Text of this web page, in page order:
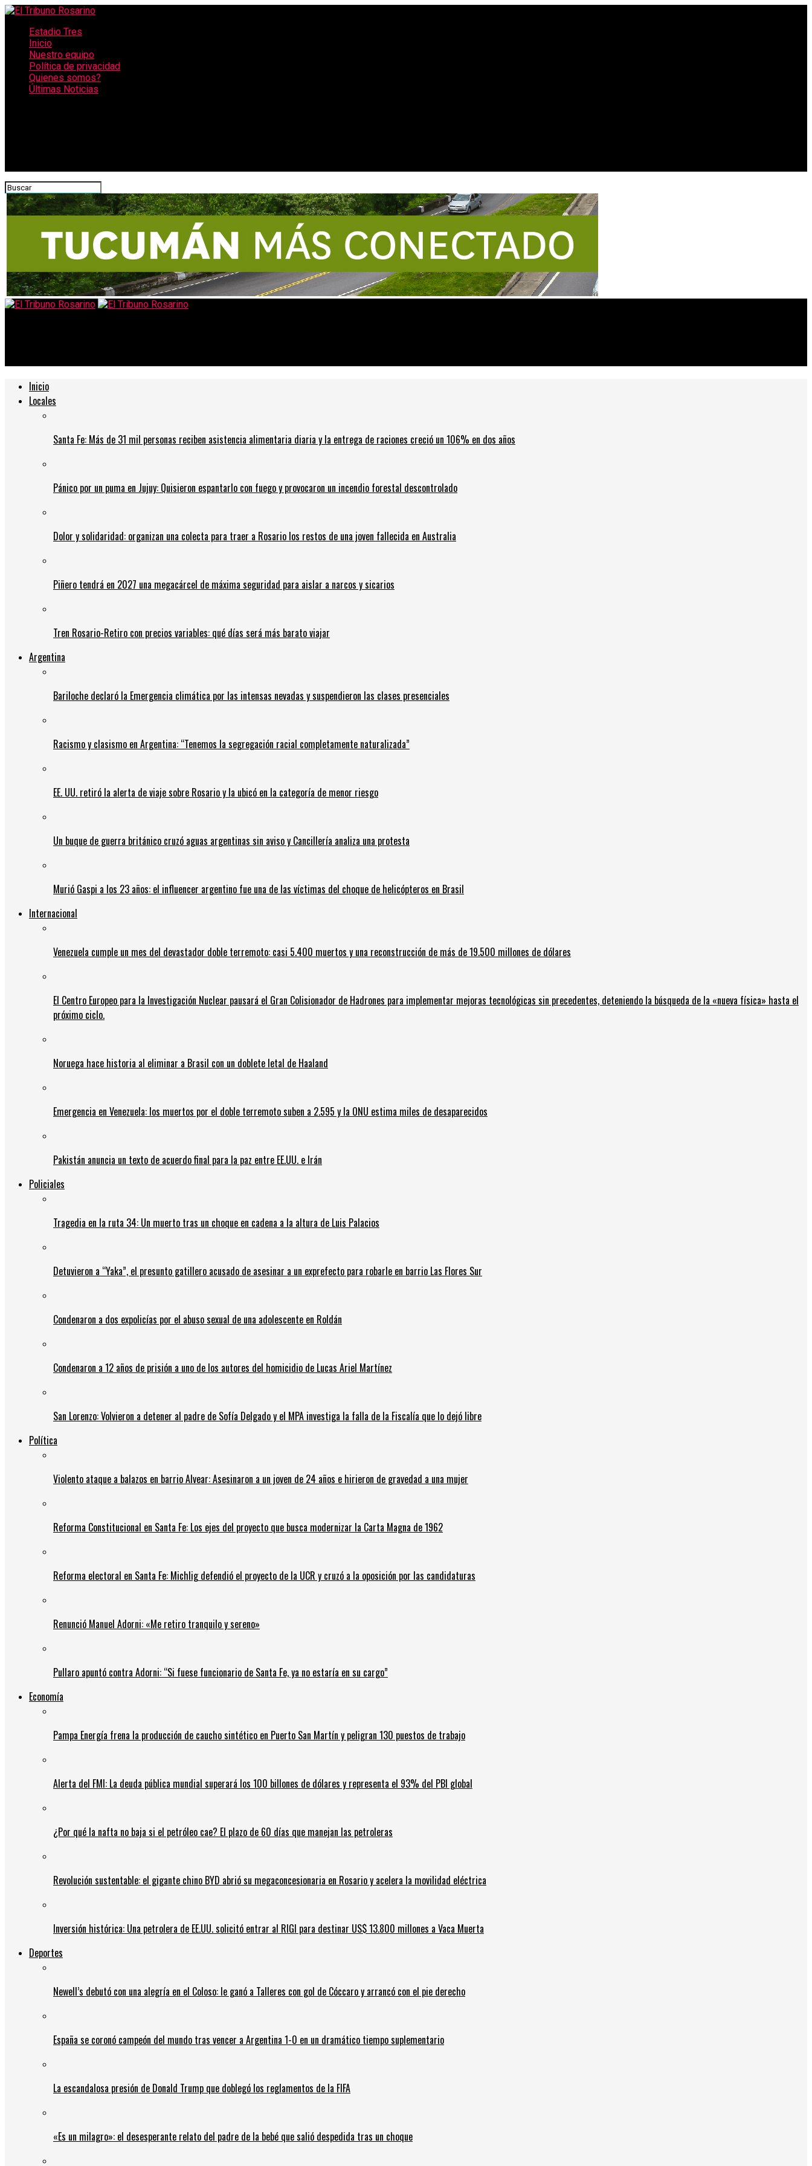
Estadio Tres
Inicio
Nuestro equipo
Política de privacidad
Quienes somos?
Últimas Noticias
Inicio
Locales
Santa Fe: Más de 31 mil personas reciben asistencia alimentaria diaria y la entrega de raciones creció un 106% en dos años
Pánico por un puma en Jujuy: Quisieron espantarlo con fuego y provocaron un incendio forestal descontrolado
Dolor y solidaridad: organizan una colecta para traer a Rosario los restos de una joven fallecida en Australia
Piñero tendrá en 2027 una megacárcel de máxima seguridad para aislar a narcos y sicarios
Tren Rosario-Retiro con precios variables: qué días será más barato viajar
Argentina
Bariloche declaró la Emergencia climática por las intensas nevadas y suspendieron las clases presenciales
Racismo y clasismo en Argentina: “Tenemos la segregación racial completamente naturalizada”
EE. UU. retiró la alerta de viaje sobre Rosario y la ubicó en la categoría de menor riesgo
Un buque de guerra británico cruzó aguas argentinas sin aviso y Cancillería analiza una protesta
Murió Gaspi a los 23 años: el influencer argentino fue una de las víctimas del choque de helicópteros en Brasil
Internacional
Venezuela cumple un mes del devastador doble terremoto: casi 5.400 muertos y una reconstrucción de más de 19.500 millones de dólares
El Centro Europeo para la Investigación Nuclear pausará el Gran Colisionador de Hadrones para implementar mejoras tecnológicas sin precedentes, deteniendo la búsqueda de la «nueva física» hasta el
próximo ciclo.
Noruega hace historia al eliminar a Brasil con un doblete letal de Haaland
Emergencia en Venezuela: los muertos por el doble terremoto suben a 2.595 y la ONU estima miles de desaparecidos
Pakistán anuncia un texto de acuerdo final para la paz entre EE.UU. e Irán
Policiales
Tragedia en la ruta 34: Un muerto tras un choque en cadena a la altura de Luis Palacios
Detuvieron a “Yaka”, el presunto gatillero acusado de asesinar a un exprefecto para robarle en barrio Las Flores Sur
Condenaron a dos expolicías por el abuso sexual de una adolescente en Roldán
Condenaron a 12 años de prisión a uno de los autores del homicidio de Lucas Ariel Martínez
San Lorenzo: Volvieron a detener al padre de Sofía Delgado y el MPA investiga la falla de la Fiscalía que lo dejó libre
Política
Violento ataque a balazos en barrio Alvear: Asesinaron a un joven de 24 años e hirieron de gravedad a una mujer
Reforma Constitucional en Santa Fe: Los ejes del proyecto que busca modernizar la Carta Magna de 1962
Reforma electoral en Santa Fe: Michlig defendió el proyecto de la UCR y cruzó a la oposición por las candidaturas
Renunció Manuel Adorni: «Me retiro tranquilo y sereno»
Pullaro apuntó contra Adorni: “Si fuese funcionario de Santa Fe, ya no estaría en su cargo”
Economía
Pampa Energía frena la producción de caucho sintético en Puerto San Martín y peligran 130 puestos de trabajo
Alerta del FMI: La deuda pública mundial superará los 100 billones de dólares y representa el 93% del PBI global
¿Por qué la nafta no baja si el petróleo cae? El plazo de 60 días que manejan las petroleras
Revolución sustentable: el gigante chino BYD abrió su megaconcesionaria en Rosario y acelera la movilidad eléctrica
Inversión histórica: Una petrolera de EE.UU. solicitó entrar al RIGI para destinar US$ 13.800 millones a Vaca Muerta
Deportes
Newell’s debutó con una alegría en el Coloso: le ganó a Talleres con gol de Cóccaro y arrancó con el pie derecho
España se coronó campeón del mundo tras vencer a Argentina 1-0 en un dramático tiempo suplementario
La escandalosa presión de Donald Trump que doblegó los reglamentos de la FIFA
«Es un milagro»: el desesperante relato del padre de la bebé que salió despedida tras un choque